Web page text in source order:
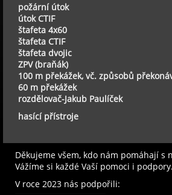
požární útok
útok CTIF
štafeta 4x60
štafeta CTIF
štafeta dvojic
ZPV (braňák)
100 m překážek, vč. způsobů
60 m překážek
rozdělovač-Jakub Paulíček
hasící přístroje
Děkujeme všem, kdo nám pomáhají
Vážíme si každé Vaší pomoci i podpory.
V roce 2023 nás podpořili: